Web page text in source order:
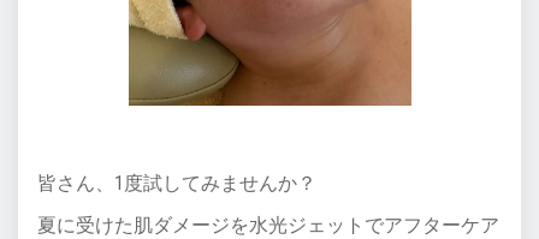
皆さん、1度試してみませんか？
夏に受けた肌ダメージを水光ジェットでアフターケア